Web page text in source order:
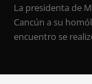
La presidenta de
Cancún a su
encuentro se